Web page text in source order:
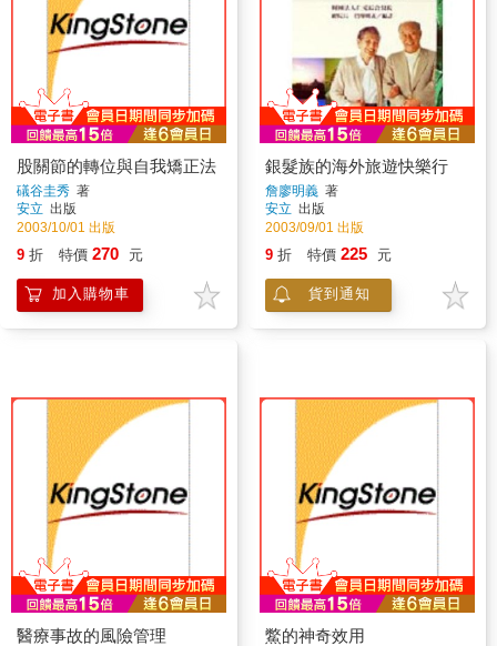
股關節的轉位與自我矯正法
礒谷圭秀 著
安立 出版
2003/10/01 出版
9 折 特價 270 元
加入購物車
銀髮族的海外旅遊快樂行
詹廖明義 著
安立 出版
2003/09/01 出版
9 折 特價 225 元
貨到通知
醫療事故的風險管理 鱉的神奇效用